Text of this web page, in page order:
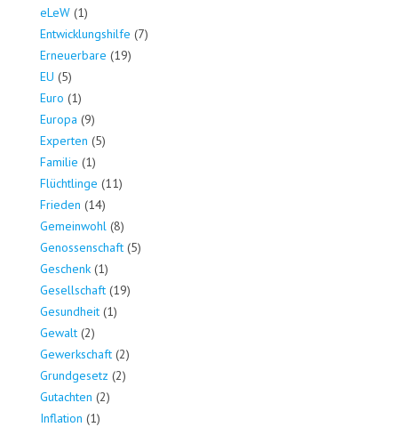
eLeW (1)
Entwicklungshilfe (7)
Erneuerbare (19)
EU (5)
Euro (1)
Europa (9)
Experten (5)
Familie (1)
Flüchtlinge (11)
Frieden (14)
Gemeinwohl (8)
Genossenschaft (5)
Geschenk (1)
Gesellschaft (19)
Gesundheit (1)
Gewalt (2)
Gewerkschaft (2)
Grundgesetz (2)
Gutachten (2)
Inflation (1)